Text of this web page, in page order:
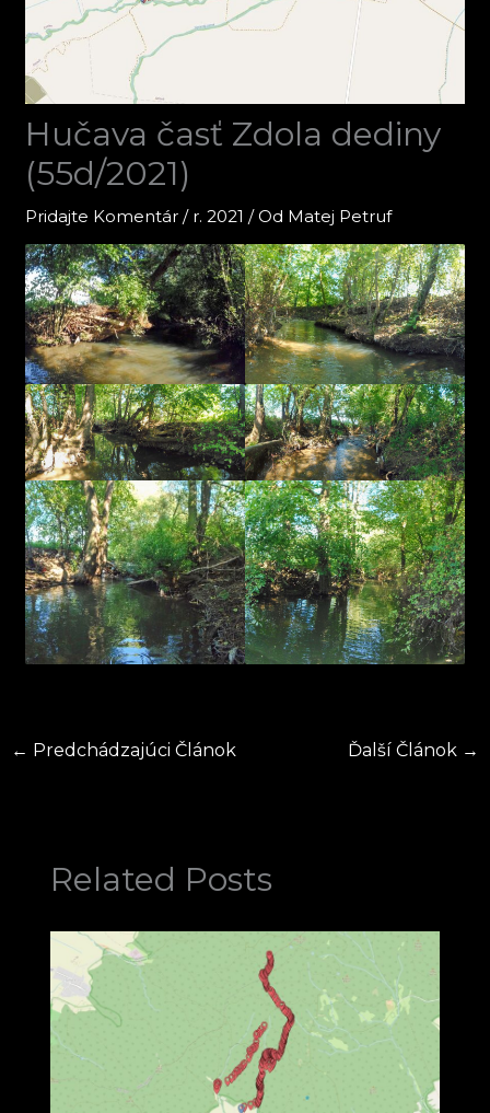
Hučava časť Zdola dediny
(55d/2021)
Pridajte Komentár / r. 2021 / Od Matej Petruf
← Predchádzajúci Článok Ďalší Článok →
Related Posts